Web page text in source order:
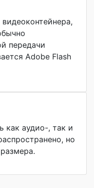
передачи
Adobe Flash
как аудио-, так и
но